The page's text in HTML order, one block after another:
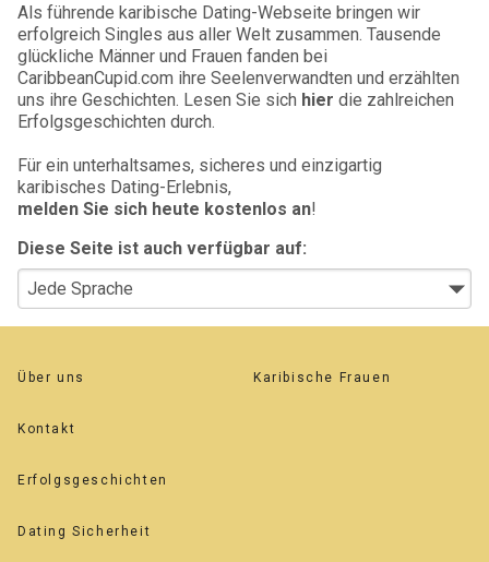
Als führende karibische Dating-Webseite bringen wir
erfolgreich Singles aus aller Welt zusammen. Tausende
glückliche Männer und Frauen fanden bei
CaribbeanCupid.com ihre Seelenverwandten und erzählten
uns ihre Geschichten. Lesen Sie sich hier die zahlreichen
Erfolgsgeschichten durch.
Für ein unterhaltsames, sicheres und einzigartig
karibisches Dating-Erlebnis,
melden Sie sich heute kostenlos an!
Diese Seite ist auch verfügbar auf:
Über uns
Kontakt
Erfolgsgeschichten
Dating Sicherheit
Karibische Frauen